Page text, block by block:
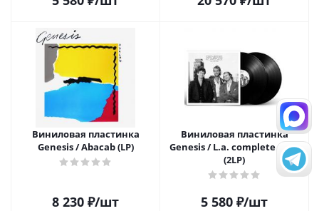
Виниловая пластинка
Genesis / Abacab (LP)
8 230 ₽/шт
Виниловая пластинка
Genesis / L.a. complete vol.2
(2LP)
5 580 ₽/шт